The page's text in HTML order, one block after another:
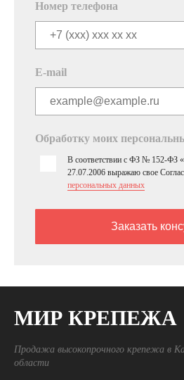
Номер телефона
E-mail
Обработку моих
В соответствии с ФЗ № 152-ФЗ
27.07.2006 выражаю свое
персональных данных
МИР КРЕПЕЖА
Продажа высокопрочного крепежа в
области